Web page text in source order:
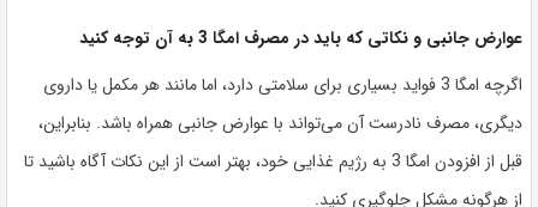
عوارض جانبی و نکاتی که باید در مصرف امگا 3 به آن توجه کنید
اگرچه امگا 3 فواید بسیاری برای سلامتی دارد، اما مانند هر مکمل یا داروی
دیگری، مصرف نادرست آن می‌تواند با عوارض جانبی همراه باشد. بنابراین،
قبل از افزودن امگا 3 به رژیم غذایی خود، بهتر است از این نکات آگاه باشید تا
از هرگونه مشکل جلوگیری کنید.